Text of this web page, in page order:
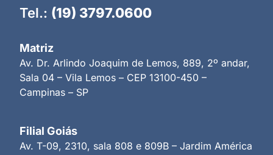
Tel.: (19) 3797.0600
Matriz
Av. Dr. Arlindo Joaquim de Lemos, 889, 2º andar,
Sala 04 – Vila Lemos – CEP 13100-450 –
Campinas – SP
Filial Goiás
Av. T-09, 2310, sala 808 e 809B – Jardim América